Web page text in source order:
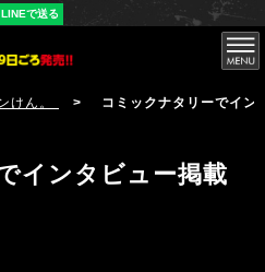
けん。 > コミックナタリーでイン
インタビュー掲載